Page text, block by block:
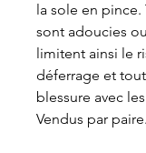
la sole en pince.
sont adoucies
limitent ainsi le
déferrage et
blessure avec
Vendus par paire.